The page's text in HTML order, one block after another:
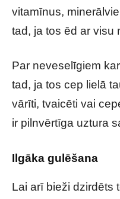
vitamīnus,
tad, ja tos ēd ar visu
Par neveselīgiem
tad, ja tos cep lielā
vārīti, tvaicēti vai
ir pilnvērtīga uztura
Ilgāka gulēšana
Lai arī bieži dzirdēts